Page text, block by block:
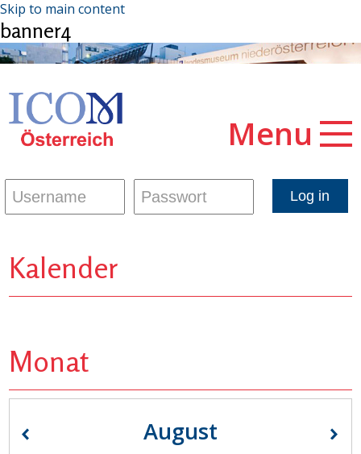
Skip to main content
banner4
Menu
Kalender
Monat
August
« »